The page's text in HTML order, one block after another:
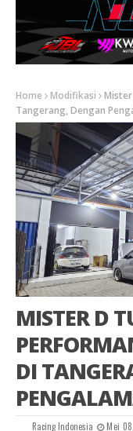
Home Modifikasi
Tangerang, Dengan
MISTER D
DI
Racing Indonesia Mei